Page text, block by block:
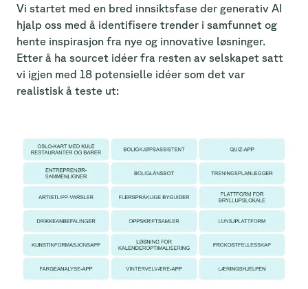
Vi startet med en bred innsiktsfase der generativ AI
hjalp oss med å identifisere trender i samfunnet og
hente inspirasjon fra nye og innovative løsninger.
Etter å ha sourcet idéer fra resten av selskapet satt
vi igjen med 18 potensielle idéer som det var
realistisk å teste ut: